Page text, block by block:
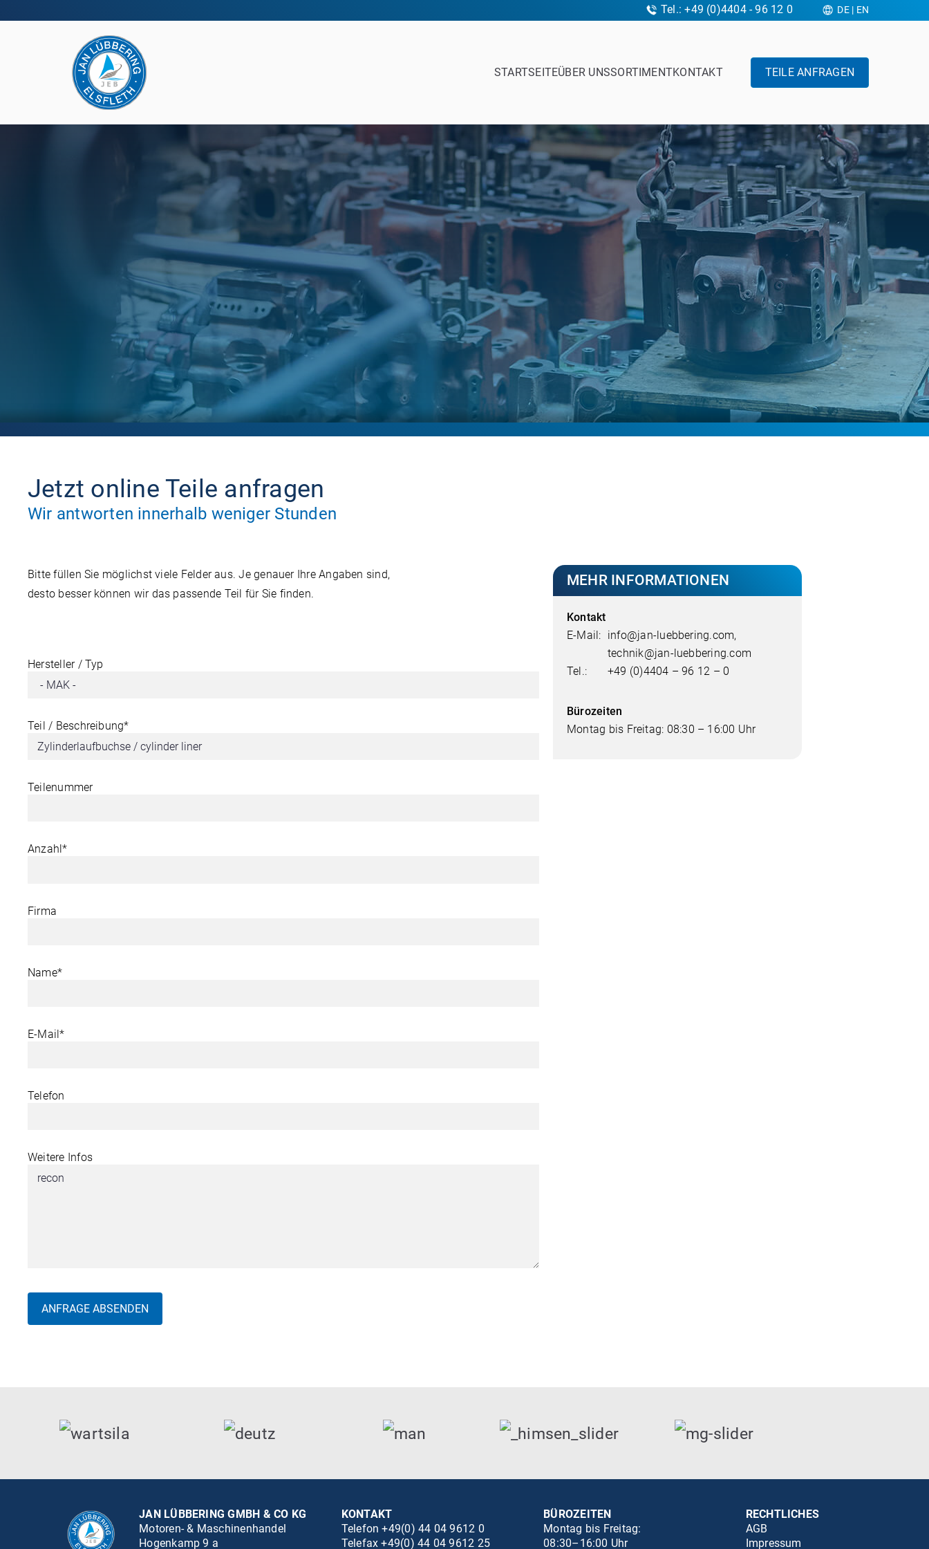
Tel.: +49 (0)4404 - 96 12 0 DE| EN
STARTSEITEÜBER UNSSORTIMENTKONTAKT TEILE ANFRAGEN
Jetzt online Teile anfragen
Wir antworten innerhalb weniger Stunden
Bitte füllen Sie möglichst viele Felder aus. Je genauer Ihre Angaben sind,
desto besser können wir das passende Teil für Sie finden.
Hersteller / Typ
Teil / Beschreibung*
Teilenummer
Anzahl*
Firma
Name*
E-Mail*
Telefon
Weitere Infos
MEHR INFORMATIONEN
Kontakt
E-Mail: info@jan-luebbering.com,
technik@jan-luebbering.com
Tel.:
+49 (0)4404 – 96 12 – 0
Bürozeiten
Montag bis Freitag: 08:30 – 16:00 Uhr
JAN LÜBBERING GMBH & CO KG
Motoren- & Maschinenhandel
Hogenkamp 9 a
KONTAKT
Telefon +49(0) 44 04 9612 0
Telefax +49(0) 44 04 9612 25
BÜROZEITEN
Montag bis Freitag:
08:30–16:00 Uhr
RECHTLICHES
AGB
Impressum